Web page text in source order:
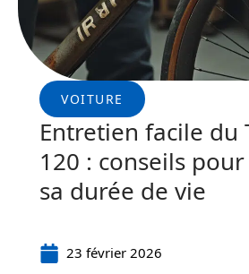
VOITURE
Entretien facile du
120 : conseils
sa durée de vie
23 février 2026